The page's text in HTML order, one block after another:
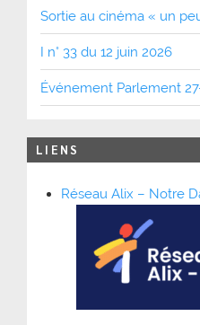
Sortie au cinéma « un
I n° 33 du 12 juin 2026
Événement Parlement
LIENS
Réseau Alix – Notre